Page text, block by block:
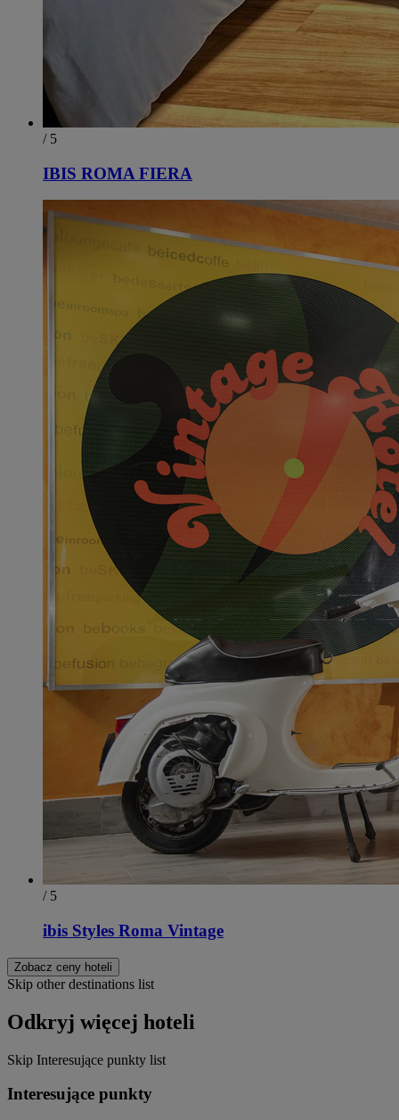
/ 5
IBIS ROMA FIERA
/ 5
ibis Styles Roma Vintage
Zobacz ceny hoteli
Skip other destinations list
Odkryj więcej hoteli
Skip Interesujące punkty list
Interesujące punkty